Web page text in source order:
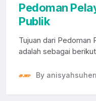
Pedoman
Publik
Tujuan dari Pedoman
adalah sebagai
By